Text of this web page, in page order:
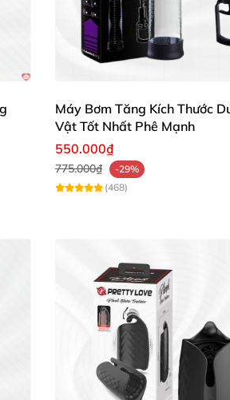
dùng. Sản phẩm giúp bạn tự tin
nhẹ nhàng và an toàn giúp phát
Máy Bơm Tăng Kích Thước
Vật Tốt Nhất Phê Mạnh
550.000₫
775.000₫
-29%
(468)